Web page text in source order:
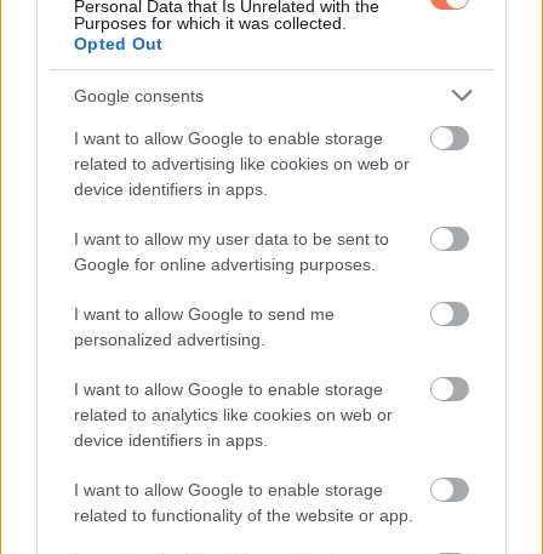
Personal Data that Is Unrelated with the
Purposes for which it was collected.
Opted Out
Google consents
I want to allow Google to enable storage
related to advertising like cookies on web or
device identifiers in apps.
I want to allow my user data to be sent to
Google for online advertising purposes.
I want to allow Google to send me
personalized advertising.
I want to allow Google to enable storage
related to analytics like cookies on web or
device identifiers in apps.
I want to allow Google to enable storage
related to functionality of the website or app.
WhatsappReddit Share
via
Mark Wahlberg ritka képet oszt meg
lányáról, Grace-ről a 14. születésnapja
tiszteletére
KÖVETKEZŐ POSZT
Kate Winslet lánya pontosan úgy néz ki,